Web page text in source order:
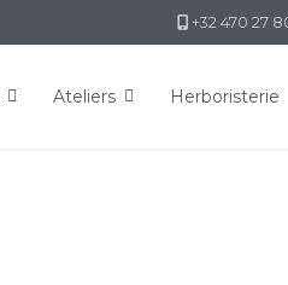
+32 470 27
Ateliers Herboristerie